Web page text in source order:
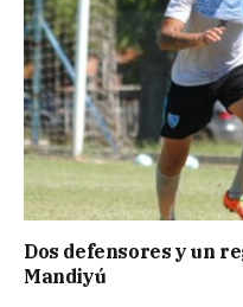
Dos defensores y un
Mandiyú